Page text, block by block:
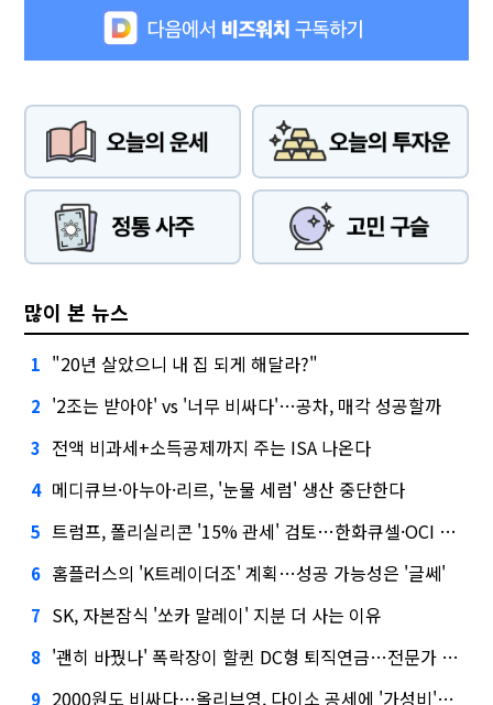
많이 본 뉴스
1 "20년 살았으니 내 집 되게 해달라?"
2 '2조는 받아야' vs '너무 비싸다'…공차, 매각 성공할까
3 전액 비과세+소득공제까지 주는 ISA 나온다
4 메디큐브·아누아·리르, '눈물 세럼' 생산 중단한다
5 트럼프, 폴리실리콘 '15% 관세' 검토…한화큐셀·OCI 영향은?
6 홈플러스의 'K트레이더조' 계획…성공 가능성은 '글쎄'
7 SK, 자본잠식 '쏘카 말레이' 지분 더 사는 이유
8 '괜히 바꿨나' 폭락장이 할퀸 DC형 퇴직연금…전문가 조언은
9 2000원도 비싸다…올리브영, 다이소 공세에 '가성비'로 맞불